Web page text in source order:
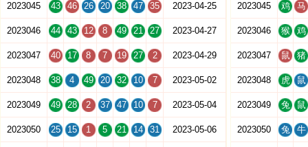
2023045 43 46 26 20 38 47 35 2023-04-25
2023046 44 43 12 8 49 21 27 2023-04-27
2023047 40 17 8 7 19 27 2 2023-04-29
2023048 38 4 49 20 32 10 7 2023-05-02
2023049 49 28 2 37 47 10 7 2023-05-04
2023050 25 15 1 5 21 14 31 2023-05-06
2023045 鸡 马
2023046 猴 鸡
2023047 鼠 猪
2023048 虎 鼠
2023049 兔 鼠
2023050 兔 牛